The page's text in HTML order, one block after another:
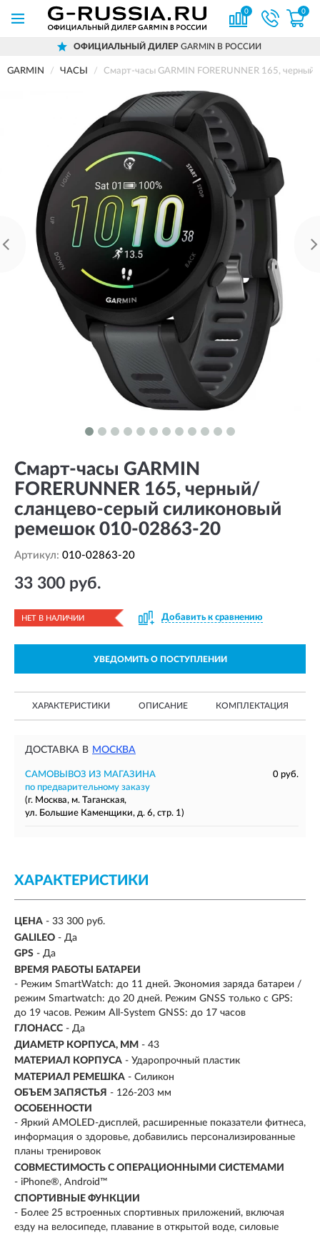
0 0
ОФИЦИАЛЬНЫЙ ДИЛЕР GARMIN В РОССИИ
GARMIN ЧАСЫ Смарт-часы GARMIN FORERUNNER 165,
Смарт-часы GARMIN
FORERUNNER 165, черный/
сланцево-серый силиконовый
ремешок 010-02863-20
Артикул: 010-02863-20
33 300 руб.
НЕТ В НАЛИЧИИ Добавить к сравнению
УВЕДОМИТЬ О ПОСТУПЛЕНИИ
ХАРАКТЕРИСТИКИ ОПИСАНИЕ КОМПЛЕКТАЦИЯ
ДОСТАВКА В МОСКВА
САМОВЫВОЗ ИЗ МАГАЗИНА
0 руб.
по предварительному заказу
(г. Москва, м. Таганская,
ул. Большие Каменщики, д. 6, стр. 1)
ХАРАКТЕРИСТИКИ
ЦЕНА - 33 300 руб.
GALILEO - Да
GPS - Да
ВРЕМЯ РАБОТЫ БАТАРЕИ
- Режим SmartWatch: до 11 дней. Экономия заряда батареи /
режим Smartwatch: до 20 дней. Режим GNSS только с GPS:
до 19 часов. Режим All-System GNSS: до 17 часов
ГЛОНАСС - Да
ДИАМЕТР КОРПУСА, ММ - 43
МАТЕРИАЛ КОРПУСА - Ударопрочный пластик
МАТЕРИАЛ РЕМЕШКА - Силикон
ОБЪЕМ ЗАПЯСТЬЯ - 126-203 мм
ОСОБЕННОСТИ
- Яркий AMOLED-дисплей, расширенные показатели фитнеса,
информация о здоровье, добавились персонализированные
планы тренировок
СОВМЕСТИМОСТЬ С ОПЕРАЦИОННЫМИ СИСТЕМАМИ
- iPhone®, Android™
СПОРТИВНЫЕ ФУНКЦИИ
- Более 25 встроенных спортивных приложений, включая
езду на велосипеде, плавание в открытой воде, силовые